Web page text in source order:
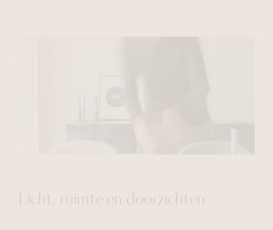
Licht, ruimte en doorzichten